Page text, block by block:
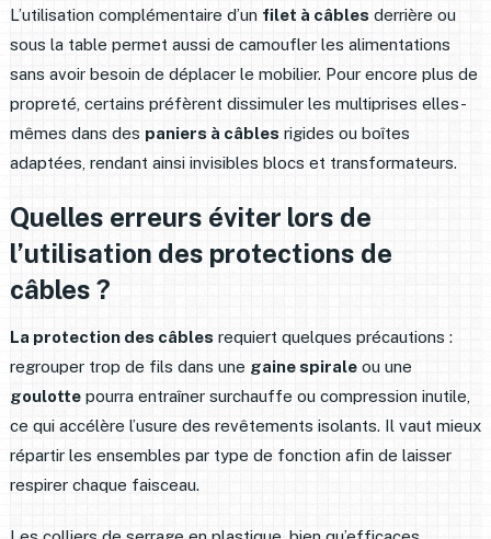
L’utilisation complémentaire d’un filet à câblesderrière ou
sous la table permet aussi de camoufler les alimentations
sans avoir besoin de déplacer le mobilier. Pour encore plus de
propreté, certains préfèrent dissimuler les multiprises elles-
mêmes dans des paniers à câbles rigides ou boîtes
adaptées, rendant ainsi invisibles blocs et transformateurs.
Quelles erreurs éviter lors de
l’utilisation des protections de
câbles ?
La protection des câblesrequiert quelques précautions :
regrouper trop de fils dans une gaine spiraleou une
goulottepourra entraîner surchauffe ou compression inutile,
ce qui accélère l’usure des revêtements isolants. Il vaut mieux
répartir les ensembles par type de fonction afin de laisser
respirer chaque faisceau.